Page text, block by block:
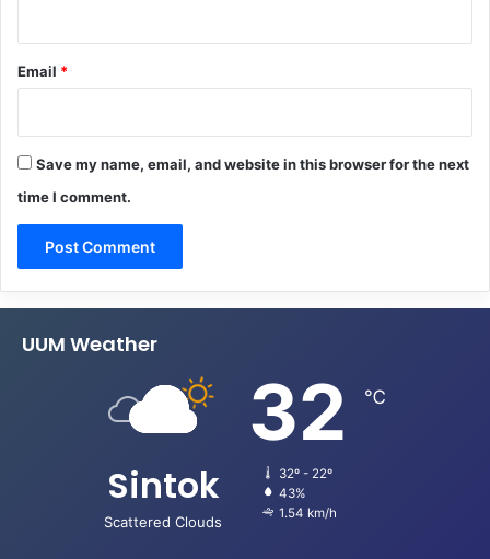
Email *
Save my name, email, and website in this browser for the next
time I comment.
UUM Weather
Sintok
Scattered Clouds
32 ℃
32º - 22º
43%
1.54 km/h